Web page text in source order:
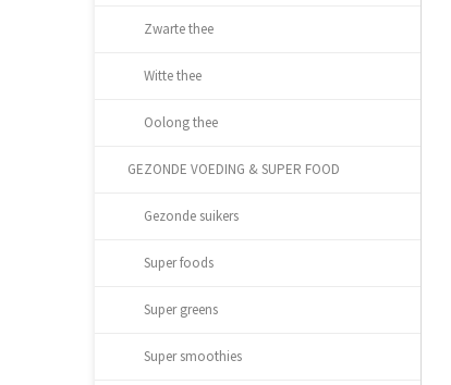
Zwarte thee
Witte thee
Oolong thee
GEZONDE VOEDING & SUPER FOOD
Gezonde suikers
Super foods
Super greens
Super smoothies